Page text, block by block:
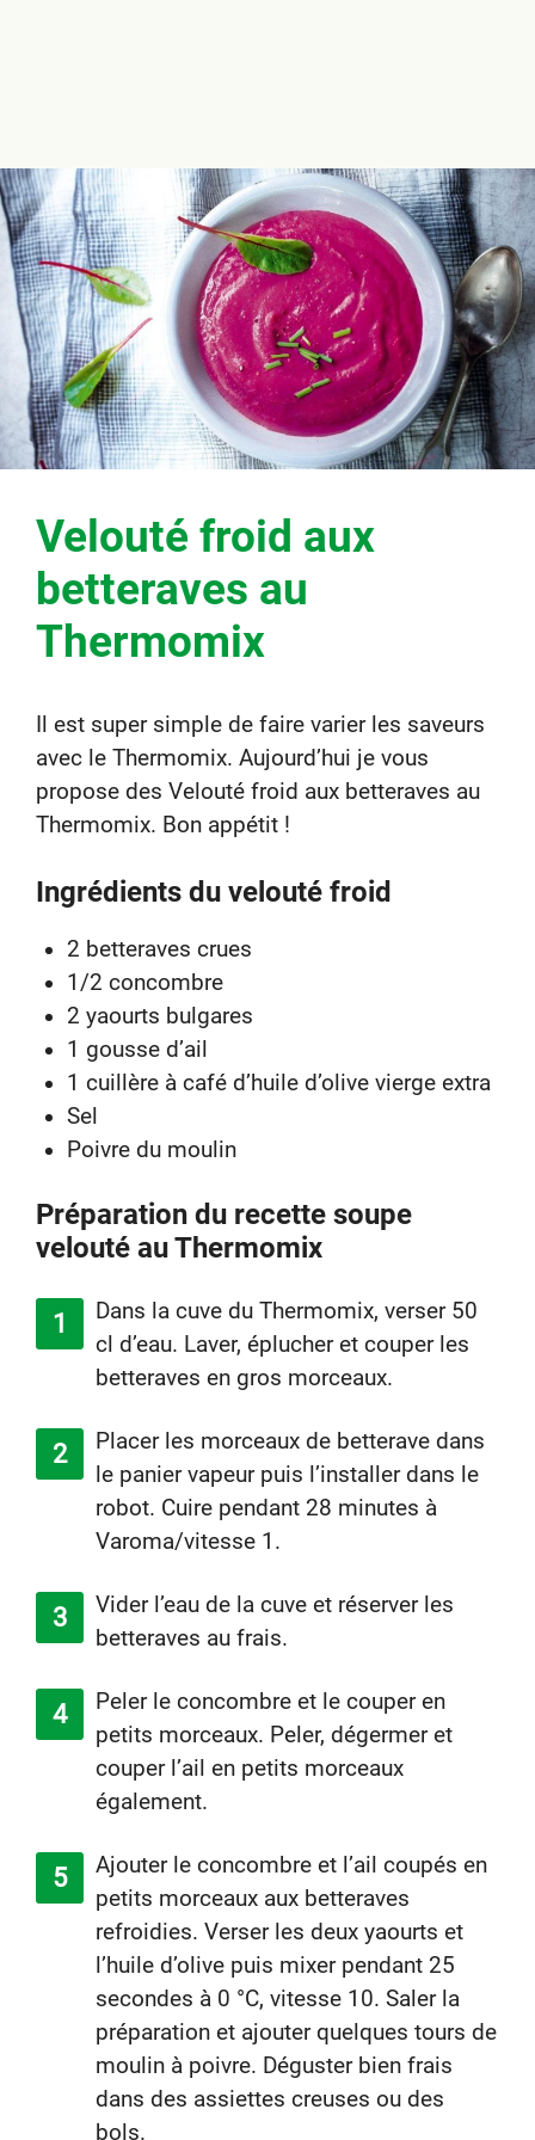
Velouté froid aux
betteraves au
Thermomix
Il est super simple de faire varier les saveurs
avec le Thermomix. Aujourd’hui je vous
propose des Velouté froid aux betteraves au
Thermomix. Bon appétit !
Ingrédients du velouté froid
2 betteraves crues
1/2 concombre
2 yaourts bulgares
1 gousse d’ail
1 cuillère à café d’huile d’olive vierge extra
Sel
Poivre du moulin
Préparation du recette soupe
velouté au Thermomix
Dans la cuve du Thermomix, verser 50
cl d’eau. Laver, éplucher et couper les
betteraves en gros morceaux.
Placer les morceaux de betterave dans
le panier vapeur puis l’installer dans le
robot. Cuire pendant 28 minutes à
Varoma/vitesse 1.
Vider l’eau de la cuve et réserver les
betteraves au frais.
Peler le concombre et le couper en
petits morceaux. Peler, dégermer et
couper l’ail en petits morceaux
également.
Ajouter le concombre et l’ail coupés en
petits morceaux aux betteraves
refroidies. Verser les deux yaourts et
l’huile d’olive puis mixer pendant 25
secondes à 0 °C, vitesse 10. Saler la
préparation et ajouter quelques tours de
moulin à poivre. Déguster bien frais
dans des assiettes creuses ou des
bols.